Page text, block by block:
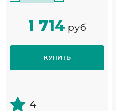
1 714 руб
КУПИТЬ
4